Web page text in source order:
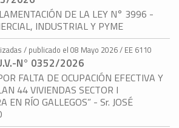
DE LA LEY N° 3996 -
INDUSTRIAL Y PYME
/ publicado el 08 Mayo 2026 / EE 6110
N° 0352/2026
FALTA DE OCUPACIÓN EFECTIVA Y
44 VIVIENDAS SECTOR I
EN RÍO GALLEGOS” - Sr. JOSÉ